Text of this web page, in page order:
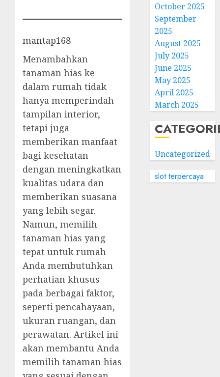
mantap168
Menambahkan
tanaman hias ke
dalam rumah tidak
hanya memperindah
tampilan interior,
tetapi juga
memberikan manfaat
bagi kesehatan
dengan meningkatkan
kualitas udara dan
memberikan suasana
yang lebih segar.
Namun, memilih
tanaman hias yang
tepat untuk rumah
Anda membutuhkan
perhatian khusus
pada berbagai faktor,
seperti pencahayaan,
ukuran ruangan, dan
perawatan. Artikel ini
akan membantu Anda
memilih tanaman hias
October 2025
September
2025
August 2025
July 2025
June 2025
May 2025
April 2025
March 2025
Uncategorized
slot terpercaya